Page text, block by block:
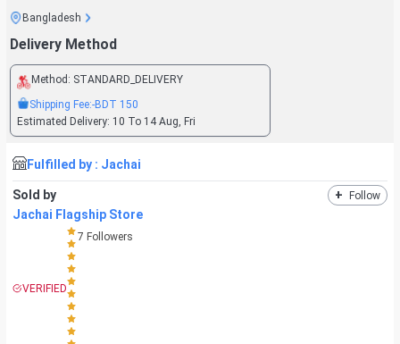
Bangladesh
Delivery Method
Method: STANDARD_DELIVERY
Shipping Fee:-BDT 150
Estimated Delivery: 10 To 14 Aug, Fri
Fulfilled by : Jachai
Sold by + Follow
Jachai Flagship Store
VERIFIED
7 Followers